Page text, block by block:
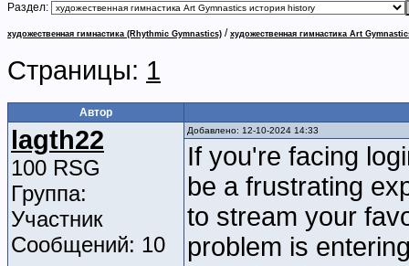
Раздел:
художественная гимнастика (Rhythmic Gymnastics) / художественная гимнастика Art
Страницы: 1
Автор
lagth22
100 RSG
Группа:
Участник
Сообщений: 10
Добавлено: 12-10-2024 14:33
If you're facing
be a frustrating
to stream your
problem is